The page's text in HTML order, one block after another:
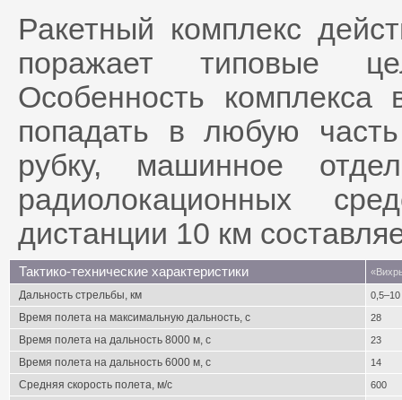
Ракетный комплекс
поражает типовые
Особенность
попадать в любую
рубку, машинное
радиолокационных
дистанции 10 км
Тактико-технические характеристики
Дальность стрельбы, км 0,5–10
Время полета на максимальную дальность, с 28
Время полета на дальность 8000 м, с 23
Время полета на дальность 6000 м, с 14
Средняя скорость полета, м/с 600